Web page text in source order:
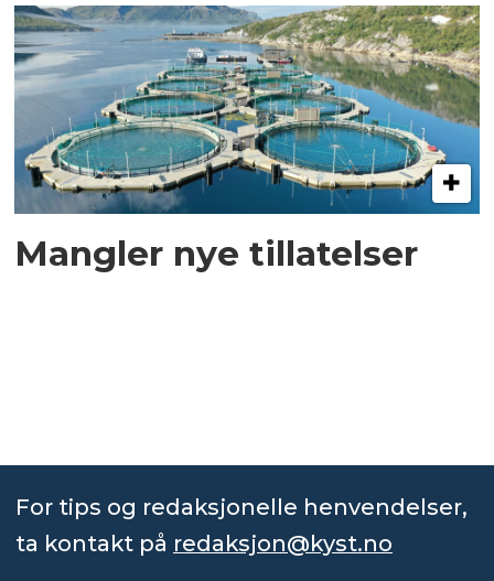
Mangler nye tillatelser
For tips og redaksjonelle henvendelser,
ta kontakt på redaksjon@kyst.no